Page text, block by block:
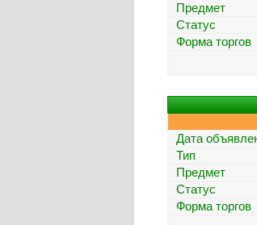
Предмет
Статус
Форма торгов
Дата
Тип
Предмет
Статус
Форма торгов